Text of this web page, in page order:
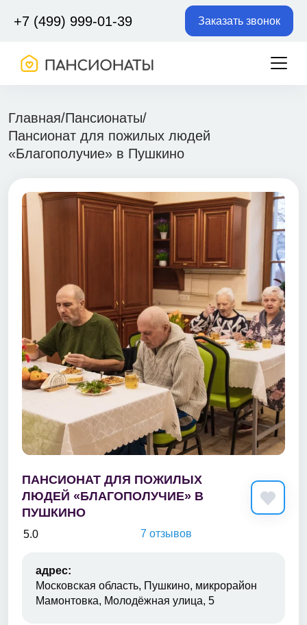
+7 (499) 999-01-39 Заказать звонок
Главная/Пансионаты/
Пансионат для пожилых людей
«Благополучие» в Пушкино
ПАНСИОНАТ ДЛЯ ПОЖИЛЫХ
ЛЮДЕЙ «БЛАГОПОЛУЧИЕ» В
ПУШКИНО
5.0 7 отзывов
адрес:
Московская область, Пушкино, микрорайон
Мамонтовка, Молодёжная улица, 5